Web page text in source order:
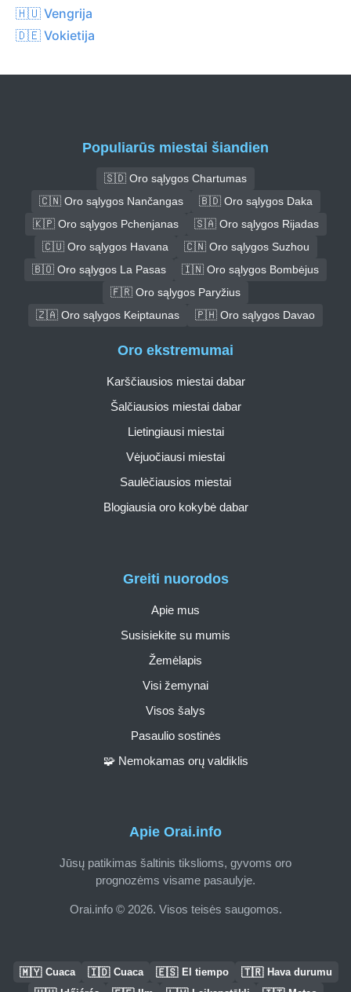
🇭🇺 Vengrija
🇩🇪 Vokietija
Populiarūs miestai šiandien
🇸🇩 Oro sąlygos Chartumas
🇨🇳 Oro sąlygos Nančangas
🇧🇩 Oro sąlygos Daka
🇰🇵 Oro sąlygos Pchenjanas
🇸🇦 Oro sąlygos Rijadas
🇨🇺 Oro sąlygos Havana
🇨🇳 Oro sąlygos Suzhou
🇧🇴 Oro sąlygos La Pasas
🇮🇳 Oro sąlygos Bombėjus
🇫🇷 Oro sąlygos Paryžius
🇿🇦 Oro sąlygos Keiptaunas
🇵🇭 Oro sąlygos Davao
Apie Orai.info
Jūsų patikimas šaltinis tikslioms, gyvoms oro
prognozėms visame pasaulyje.
Orai.info © 2026. Visos teisės saugomos.
Greiti nuorodos
Apie mus
Susisiekite su mumis
Žemėlapis
Visi žemynai
Visos šalys
Pasaulio sostinės
🧩 Nemokamas orų valdiklis
Oro ekstremumai
Karščiausios miestai dabar
Šalčiausios miestai dabar
Lietingiausi miestai
Vėjuočiausi miestai
Saulėčiausios miestai
Blogiausia oro kokybė dabar
🇲🇾 Cuaca 🇮🇩 Cuaca 🇪🇸 El tiempo 🇹🇷 Hava durumu